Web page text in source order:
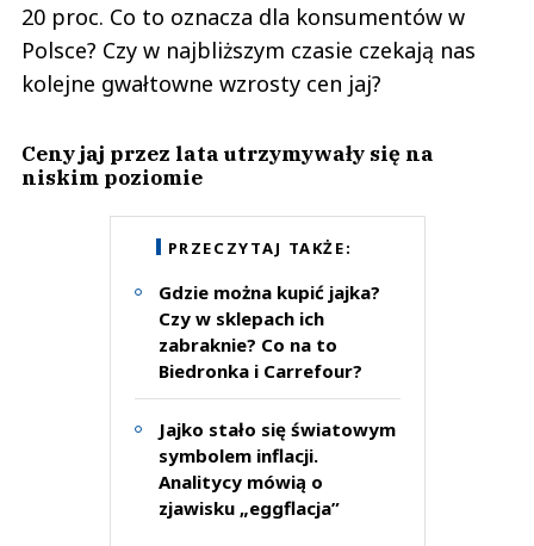
20 proc. Co to oznacza dla konsumentów w
Polsce? Czy w najbliższym czasie czekają nas
kolejne gwałtowne wzrosty cen jaj?
Ceny jaj przez lata utrzymywały się na
niskim poziomie
PRZECZYTAJ TAKŻE:
Gdzie można kupić jajka?
Czy w sklepach ich
zabraknie? Co na to
Biedronka i Carrefour?
Jajko stało się światowym
symbolem inflacji.
Analitycy mówią o
zjawisku „eggflacja”